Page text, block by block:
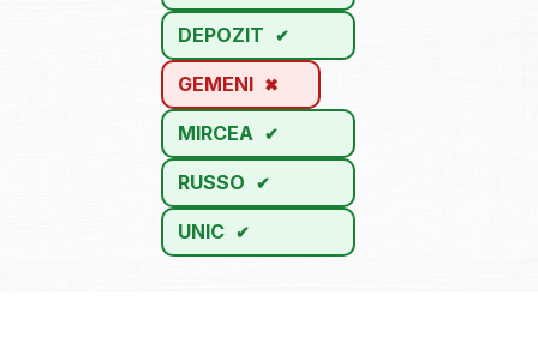
DEPOZIT
GEMENI
MIRCEA
RUSSO
UNIC